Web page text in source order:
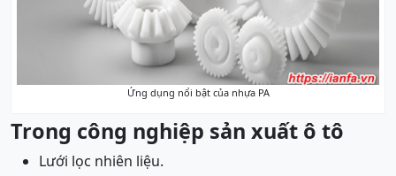
Ứng dụng nổi bật của nhựa PA
Trong công nghiệp sản xuất ô tô
Lưới lọc nhiên liệu.